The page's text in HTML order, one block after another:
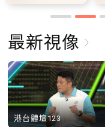
最新視像
港台體壇123